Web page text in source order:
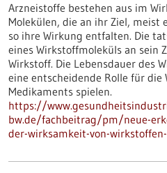
Arzneistoffe bestehen aus im
Molekülen, die an ihr Ziel, meist
so ihre Wirkung entfalten. Die
eines Wirkstoffmoleküls an sein
Wirkstoff. Die Lebensdauer des
eine entscheidende Rolle für die
Medikaments spielen.
https://
bw.de/fachbeitrag/pm/neue-
der-wirksamkeit-von-